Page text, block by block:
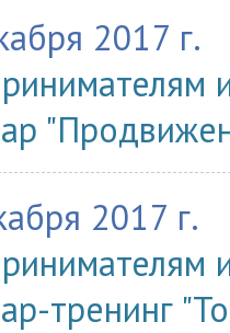
2017 г.
2017 г.
тренинг